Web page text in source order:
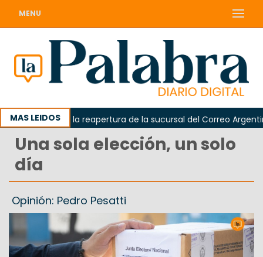
MENU
MAS LEIDOS
reclamó la reapertura de la sucursal del Correo Argentino en
Una sola elección, un solo
día
Opinión: Pedro Pesatti